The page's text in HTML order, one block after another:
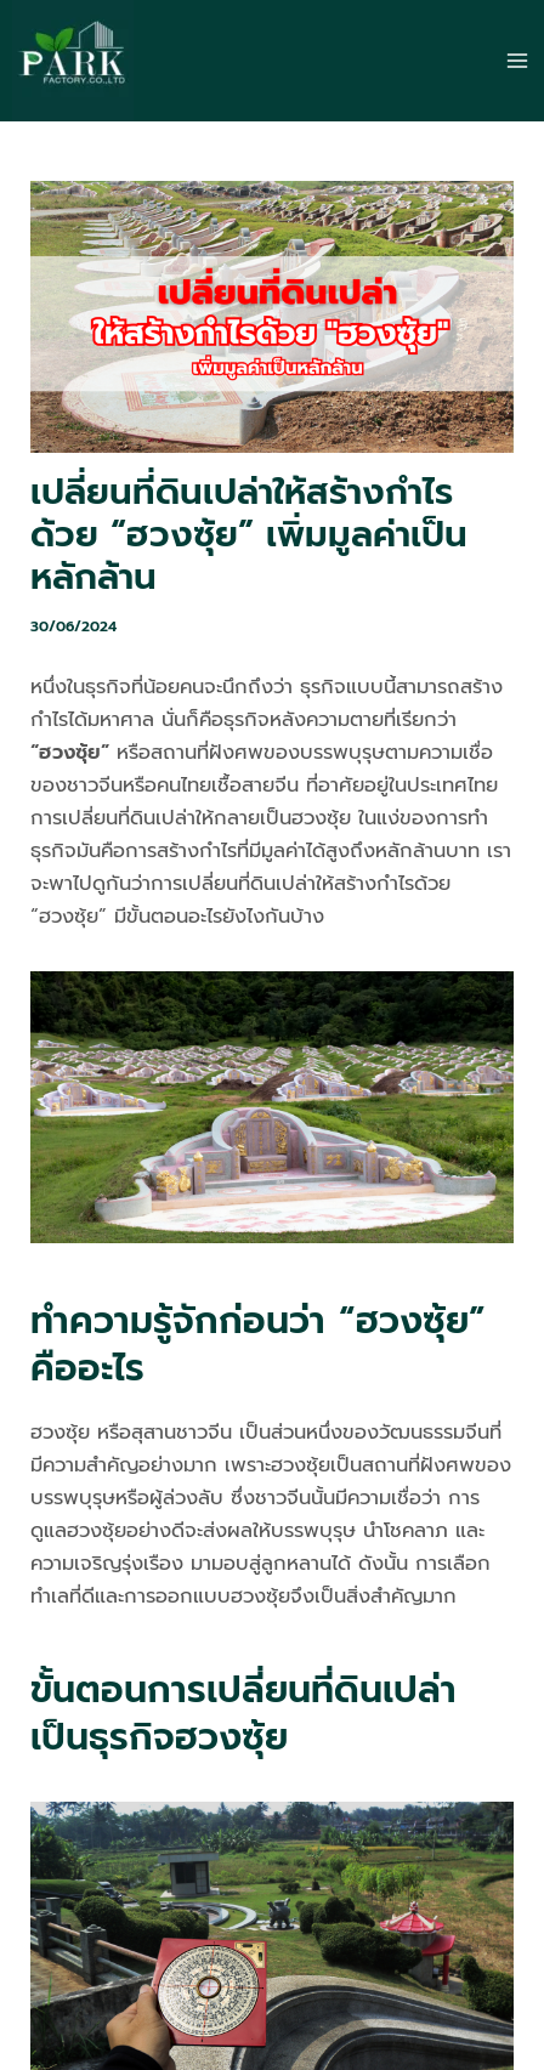
content
เปลี่ยนที่ดินเปล่าให้สร้างกำไร
ด้วย “ฮวงซุ้ย” เพิ่มมูลค่าเป็น
หลักล้าน
30/06/2024
หนึ่งในธุรกิจที่น้อยคนจะนึกถึงว่า ธุรกิจแบบนี้สามารถสร้าง
กำไรได้มหาศาล นั่นก็คือธุรกิจหลังความตายที่เรียกว่า
“ฮวงซุ้ย” หรือสถานที่ฝังศพของบรรพบุรุษตามความเชื่อ
ของชาวจีนหรือคนไทยเชื้อสายจีน ที่อาศัยอยู่ในประเทศไทย
การเปลี่ยนที่ดินเปล่าให้กลายเป็นฮวงซุ้ย ในแง่ของการทำ
ธุรกิจมันคือการสร้างกำไรที่มีมูลค่าได้สูงถึงหลักล้านบาท เรา
จะพาไปดูกันว่าการเปลี่ยนที่ดินเปล่าให้สร้างกำไรด้วย
“ฮวงซุ้ย” มีขั้นตอนอะไรยังไงกันบ้าง
ทำความรู้จักก่อนว่า “ฮวงซุ้ย”
คืออะไร
ฮวงซุ้ย หรือสุสานชาวจีน เป็นส่วนหนึ่งของวัฒนธรรมจีนที่
มีความสำคัญอย่างมาก เพราะฮวงซุ้ยเป็นสถานที่ฝังศพของ
บรรพบุรุษหรือผู้ล่วงลับ ซึ่งชาวจีนนั้นมีความเชื่อว่า การ
ดูแลฮวงซุ้ยอย่างดีจะส่งผลให้บรรพบุรุษ นำโชคลาภ และ
ความเจริญรุ่งเรือง มามอบสู่ลูกหลานได้ ดังนั้น การเลือก
ทำเลที่ดีและการออกแบบฮวงซุ้ยจึงเป็นสิ่งสำคัญมาก
ขั้นตอนการเปลี่ยนที่ดินเปล่า
เป็นธุรกิจฮวงซุ้ย